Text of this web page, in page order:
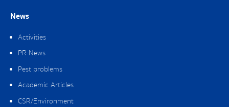
News
Activities
PR News
Pest problems
Academic Articles
CSR/Environment